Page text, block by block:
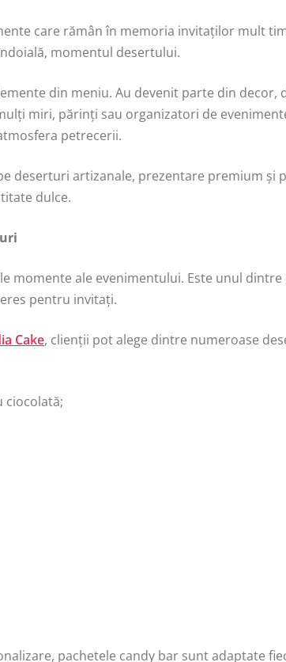
care rămân în memoria invitaților mult
momentul desertului.
din meniu. Au devenit parte din decor,
miri, părinți sau organizatori de
petrecerii.
deserturi artizanale, prezentare premium și
dulce.
momente ale evenimentului. Este unul dintre
pentru invitați.
Cake, clienții pot alege dintre numeroase
ciocolată;
pachetele candy bar sunt adaptate